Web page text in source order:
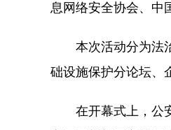
息网络安全协会、中
本次活动分为法治
础设施保护分论坛、
在开幕式上，公安